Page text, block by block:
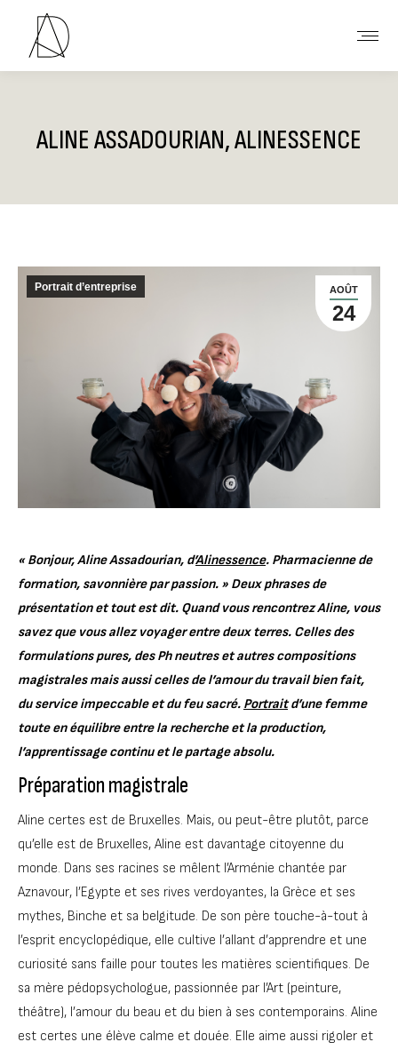
ALINE ASSADOURIAN, ALINESSENCE
AOÛT
24
Portrait d’entreprise
« Bonjour, Aline Assadourian, d’Alinessence. Pharmacienne de
formation, savonnière par passion. » Deux phrases de
présentation et tout est dit. Quand vous rencontrez Aline, vous
savez que vous allez voyager entre deux terres. Celles des
formulations pures, des Ph neutres et autres compositions
magistrales mais aussi celles de l’amour du travail bien fait,
du service impeccable et du feu sacré. Portraitd’une femme
toute en équilibre entre la recherche et la production,
l’apprentissage continu et le partage absolu.
Préparation magistrale
Aline certes est de Bruxelles. Mais, ou peut-être plutôt, parce
qu’elle est de Bruxelles, Aline est davantage citoyenne du
monde. Dans ses racines se mêlent l’Arménie chantée par
Aznavour, l’Egypte et ses rives verdoyantes, la Grèce et ses
mythes, Binche et sa belgitude. De son père touche-à-tout à
l’esprit encyclopédique, elle cultive l’allant d’apprendre et une
curiosité sans faille pour toutes les matières scientifiques. De
sa mère pédopsychologue, passionnée par l’Art (peinture,
théâtre), l’amour du beau et du bien à ses contemporains. Aline
est certes une élève calme et douée. Elle aime aussi rigoler et